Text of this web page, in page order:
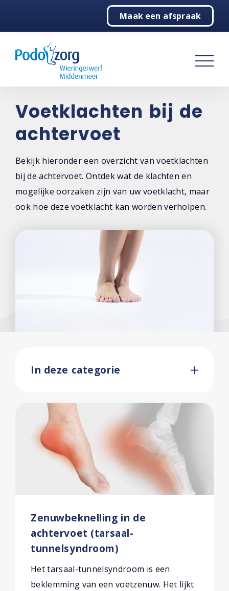
Maak een afspraak
Podologie
Behandelingen
Over ons
Contact
Voetklachten bij de
achtervoet
Bekijk hieronder een overzicht van voetklachten
bij de achtervoet. Ontdek wat de klachten en
mogelijke oorzaken zijn van uw voetklacht, maar
ook hoe deze voetklacht kan worden verholpen.
In deze categorie
Zenuwbeknelling in de
achtervoet (tarsaal-
tunnelsyndroom)
Het tarsaal-tunnelsyndroom is een
beklemming van een voetzenuw. Het lijkt